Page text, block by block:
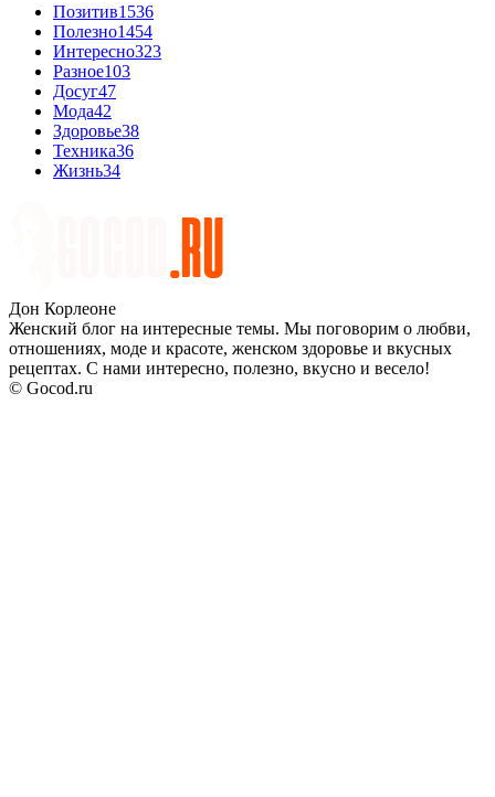
Позитив1536
Полезно1454
Интересно323
Разное103
Досуг47
Мода42
Здоровье38
Техника36
Жизнь34
Дон Корлеоне
Женский блог на интересные темы. Мы поговорим о любви,
отношениях, моде и красоте, женском здоровье и вкусных
рецептах. С нами интересно, полезно, вкусно и весело!
© Gocod.ru